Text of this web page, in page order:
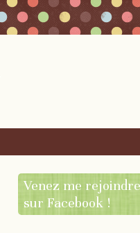
Venez me rejoindre
sur Facebook !